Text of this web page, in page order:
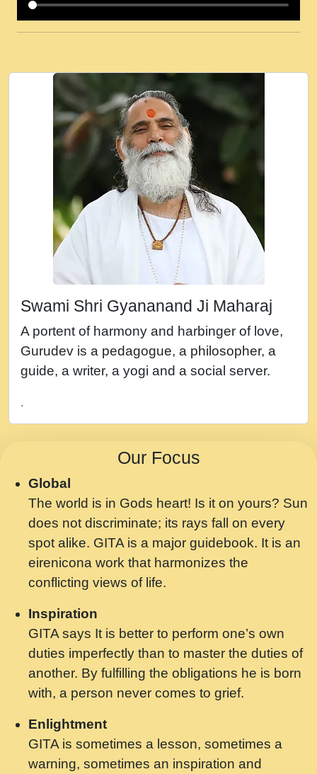
कई पकड क मर हथ र मह वदवन पहच दय! मह जन
Ki - Krishna Bhajan - New Bhajan 2020
#Ishwar Bhakti.mp3
जब से गीता ज्ञान पाया मैं बड़ी मस्ती में हूँ । 2018 -
Rishikesh - Ratan Ji Rasik.mp3
तन हल दल द सनव मड उतत सर रख क, नल रव त
गल लग जव त सर उतत हथ रख द!.mp3
तू कर प्रीतम से प्रीत, यूहीं दिन बीतते जाते हैं ।
2018 - Rishikesh - Swami Gyananand Ji
Maharaj.mp3
न म गवद गपल गद फर, पयर महन न रझद फर! shri
नह भरस रह लडडल... अपन खट करम क !!!! मह दद
सहर चरण क .....mp3
बगड नसब कसन सवर तर बगर Shri ravinandan
shastri ji maharaj.mp3
Chahe Ram Ho Chahe Shyam Ho.mp3
मझ अपन जवन बनन न आय, रठ हर क मनन न आय
Shri ravinandan shastri ji maharaj.mp3
मन अशांत मंत्र जाप - गीता प्रेरणा -Swami
Gyananand Ji Maharaj.mp3
मन बध लय परम वल कगन Special Shyam
Saawariya.mp3
मर गनय न अपरध लडडल शर रध.... Shri
ravinandan shastri ji maharaj.mp3
मेरे मन हरी का ध्यान लगा - भजन भाव - 2018 -
Rishikesh - Swami Gyananand Ji
Maharaj.mp3
यह हसरत तलब ह नकज कमर Yahi Hasraten
Talab Hai Bhav Pravah #bhajan.mp3
Swami Shri Gyananand Ji Maharaj
A portent of harmony and harbinger of love,
Gurudev is a pedagogue, a philosopher, a
guide, a writer, a yogi and a social server.
.
Our Focus
Global
The world is in Gods heart! Is it on yours? Sun
does not discriminate; its rays fall on every
spot alike. GITA is a major guidebook. It is an
eirenicona work that harmonizes the
conflicting views of life.
Inspiration
GITA says It is better to perform one’s own
duties imperfectly than to master the duties of
another. By fulfilling the obligations he is born
with, a person never comes to grief.
Enlightment
GITA is sometimes a lesson, sometimes a
warning, sometimes an inspiration and